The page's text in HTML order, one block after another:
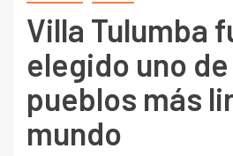
Villa Tulumba
elegido uno
pueblos más
mundo